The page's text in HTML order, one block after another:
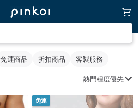
免運商品 折扣商品 客製服務
熱門程度優先
免運